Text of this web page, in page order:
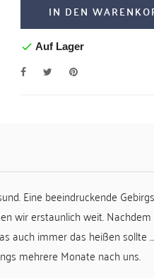
IN DEN
Auf Lager
Eine beeindruckende
wir erstaunlich weit.
auch immer das heißen
mehrere Monate nach uns.